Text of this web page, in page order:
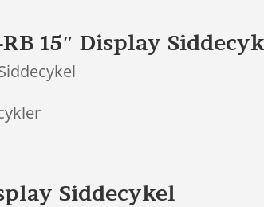
mmelser
15″ Display
Siddecykel